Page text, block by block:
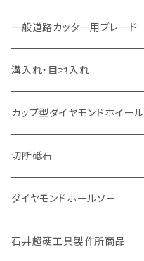
大理石
ヒューム管・U字溝切断用
アスファルト切断用
一般道路カッター用
セグメント（特殊凸凹加工チップ
セグメント
セグメント（特殊凸凹加工チップ
レンガ切断用
セグメント
セグメント（特殊凸凹加工チップ
インターロッキング切断用
セグメントタイプ
一般道路カッター用
鋳鉄管切断用
セグメントタイプ
埋設鋳鉄管工事対応タイプ
ヒューム管・U字溝切断用
セグメント
セグメント（特殊凸凹加工チップ
アスファルト切断用
一般道路カッター用
セグメント
セグメント（特殊凸凹加工チップ
ブロック切断用
セグメント
セグメント（特殊凸凹加工チップ
レンガ切断用
セグメント
セグメント（特殊凸凹加工チップ
インターロッキング切断用
セグメントタイプ
一般道路カッター用
鋳鉄管切断用
セグメントタイプ
埋設鋳鉄管工事対応タイプ
ヒューム管・U字溝切断用
セグメントタイプ
アスファルト切断用
セグメントタイプ
一般道路カッター用
鉄筋コンクリート切断用
セグメントタイプ
インターロッキング切断用
セグメントタイプ
一般道路カッター用
鋳鉄管切断用
セグメントタイプ
埋設鋳鉄管工事対応タイプ
ヒューム管・U字溝切断用
セグメントタイプ
アスファルト切断用
一般道路カッター用
道路アスファルト切断用
Aロット
有効長 250mm
有効長 370mm
Ｃロット
有効長 250mm
M27
有効長 250mm
一般道路カッター用ブレード
道路（アスファルト用）
255mm（10インチ）
305mm（12インチ）
道路（コンクリート舗装面）
255mm（10インチ）
305mm（12インチ）
道路（アス・コン兼用）
305mm（12インチ）
355mm（14インチ）
溝入れ・目地入れ
V型チップ
ストレート型チップ
U型チップ
カップ型ダイヤモンドホイール
100mm（4インチ）
125mm（5インチ）
切断砥石
金属用
305mm（12インチ）
非金属用
ダイヤモンドホールソー
石井超硬工具製作所商品